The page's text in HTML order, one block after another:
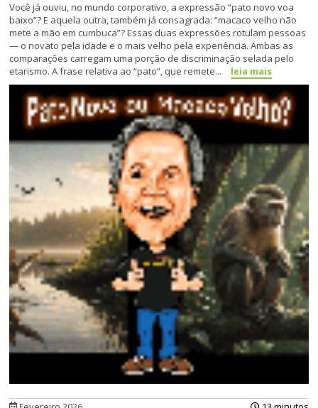
Você já ouviu, no mundo corporativo, a expressão “pato novo voa
baixo”? E aquela outra, também já consagrada: “macaco velho não
mete a mão em cumbuca”? Essas duas expressões rotulam pessoas
— o novato pela idade e o mais velho pela experiência. Ambas as
comparações carregam uma porção de discriminação selada pelo
etarismo. A frase relativa ao “pato”, que remete...
leia mais